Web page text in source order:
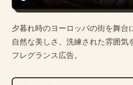
ブログ
更新情報
夕暮れ時のヨーロッパの街を舞台
自然な美しさ、洗練された雰囲気
フレグランス広告。